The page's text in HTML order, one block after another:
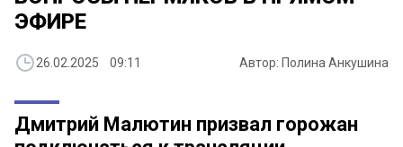
ЭФИРЕ
26.02.2025 09:11 Автор: Полина Анкушина
Дмитрий Малютин призвал горожан